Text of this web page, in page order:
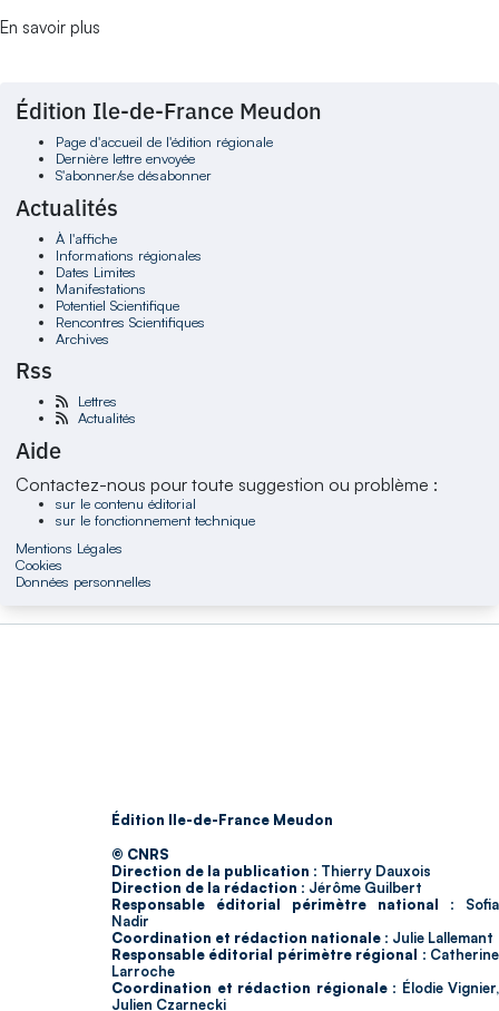
En savoir plus
Édition Ile-de-France Meudon
Page d'accueil de l'édition régionale
Dernière lettre envoyée
S'abonner/se désabonner
Actualités
À l'affiche
Informations régionales
Dates Limites
Manifestations
Potentiel Scientifique
Rencontres Scientifiques
Archives
Rss
Lettres
Actualités
Aide
Contactez-nous pour toute suggestion ou problème :
sur le contenu éditorial
sur le fonctionnement technique
Mentions Légales
Cookies
Données personnelles
Édition Ile-de-France Meudon
© CNRS
Direction de la publication : Thierry Dauxois
Direction de la rédaction : Jérôme Guilbert
Responsable éditorial périmètre national : Sofia
Nadir
Coordination et rédaction nationale : Julie Lallemant
Responsable éditorial périmètre régional : Catherine
Larroche
Coordination et rédaction régionale : Élodie Vignier,
Julien Czarnecki